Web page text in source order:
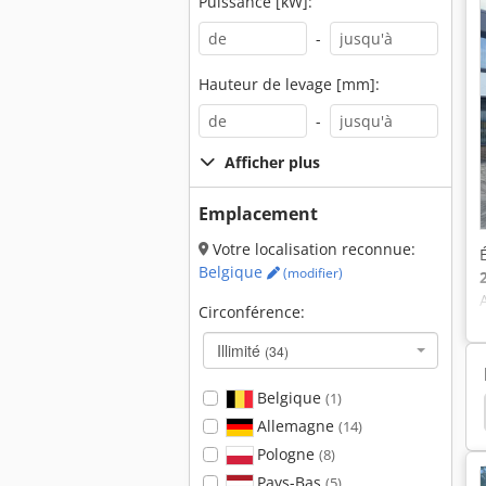
-
Hauteur de levage [mm]:
-
Afficher plus
Emplacement
Votre localisation reconnue:
Belgique
(modifier)
Circonférence:
Illimité (34)
Belgique (1)
Allemagne (14)
Pologne (8)
Excavatrice